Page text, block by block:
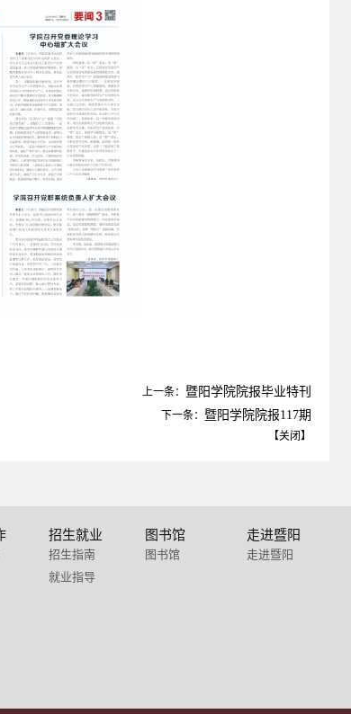
上一条： 暨阳学院院报毕业特刊
下一条： 暨阳学院院报117期
【关闭】
招生就业
招生指南
就业指导
图书馆
图书馆
走进暨阳
走进暨阳